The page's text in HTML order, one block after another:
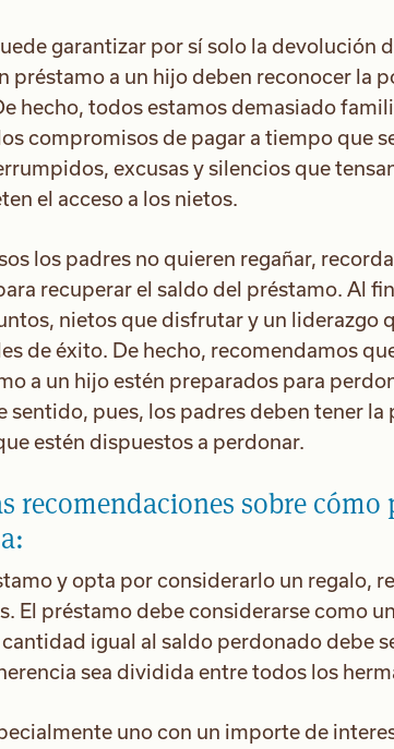
garantizar por sí solo la devolución
préstamo a un hijo deben reconocer la
hecho, todos estamos demasiado
compromisos de pagar a tiempo que
excusas y silencios que
el acceso a los nietos.
los padres no quieren regañar,
recuperar el saldo del préstamo. Al
nietos que disfrutar y un liderazgo
de éxito. De hecho, recomendamos
a un hijo estén preparados para
sentido, pues, los padres deben tener
estén dispuestos a perdonar.
recomendaciones sobre cómo
y opta por considerarlo un regalo,
El préstamo debe considerarse como
igual al saldo perdonado debe
sea dividida entre todos los
uno con un importe de